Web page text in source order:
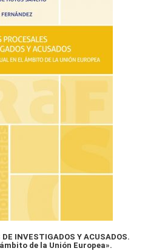
INVESTIGADOS Y ACUSADOS.
de la Unión Europea».